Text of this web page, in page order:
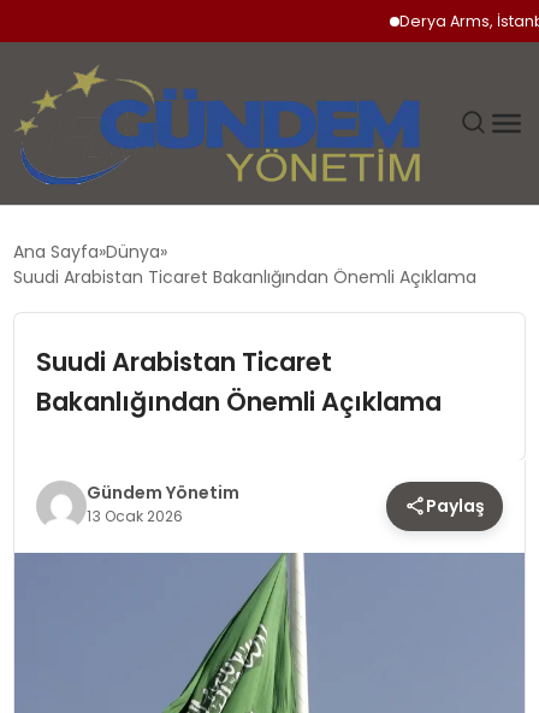
Derya Arms,
DÜNYA
SPOR
TEKNOLOJI
Ana Sayfa Dünya
Suudi Arabistan Ticaret Bakanlığından Önemli Açıklama
Suudi Arabistan Ticaret
Bakanlığından Önemli Açıklama
Gündem Yönetim
13 Ocak 2026 Paylaş